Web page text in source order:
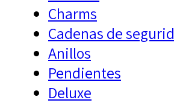
Charms
Cadenas de
Anillos
Pendientes
Deluxe